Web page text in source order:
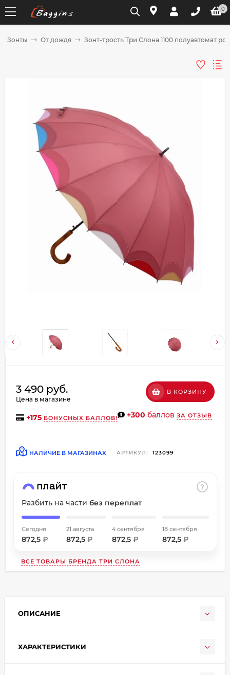
0
Зонты От дождя Зонт-трость Три Слона 1100 полуавтомат
3 490 руб.
Цена в магазине
В КОРЗИНУ
+175 БОНУСНЫХ БАЛЛОВ! +300 баллов ЗА ОТЗЫВ
НАЛИЧИЕ В МАГАЗИНАХ АРТИКУЛ: 123099
Разбить на части без переплат
Сегодня
872,5 ₽
21 августа
872,5 ₽
4 сентября
872,5 ₽
18 сентября
872,5₽
ВСЕ ТОВАРЫ БРЕНДА ТРИ СЛОНА
ОПИСАНИЕ
ХАРАКТЕРИСТИКИ
без переплат
График платежей
Добавляйте товары
в корзину
Получайте товар
выбранный способом
Оставшиеся
списываться
с вашей карты
каждые 2 недели
Подробнее
25
2 недели
8 800 302-02-51